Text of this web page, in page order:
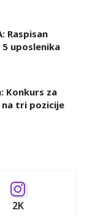
Raspisan
uposlenika
Konkurs za
tri pozicije
2K